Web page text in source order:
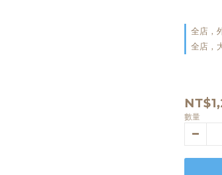
全店，
全店，
數量